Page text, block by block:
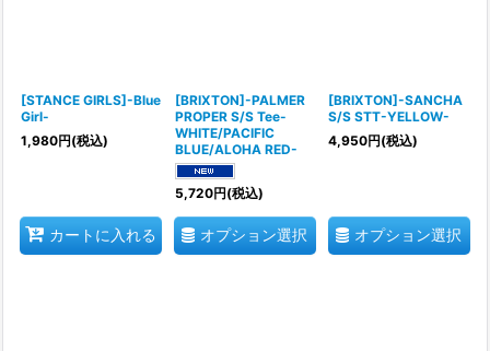
[STANCE GIRLS]-Blue
Girl-
1,980円(税込)
カートに入れる
[BRIXTON]-PALMER
PROPER S/S Tee-
WHITE/PACIFIC
BLUE/ALOHA RED-
5,720円(税込)
オプション選択
[BRIXTON]-SANCHA
S/S STT-YELLOW-
4,950円(税込)
オプション選択